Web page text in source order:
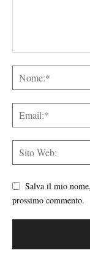
Salva il mio
prossimo commento.